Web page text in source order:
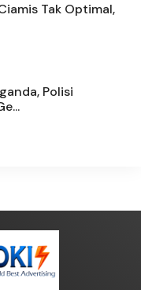
Tak Optimal,
Polisi